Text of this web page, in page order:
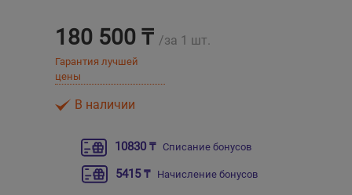
180 500 ₸ /за 1 шт.
Гарантия лучшей
цены
В наличии
10830 ₸ Списание бонусов
5415 ₸ Начисление бонусов
Усть-Каменогорск
Шымкент